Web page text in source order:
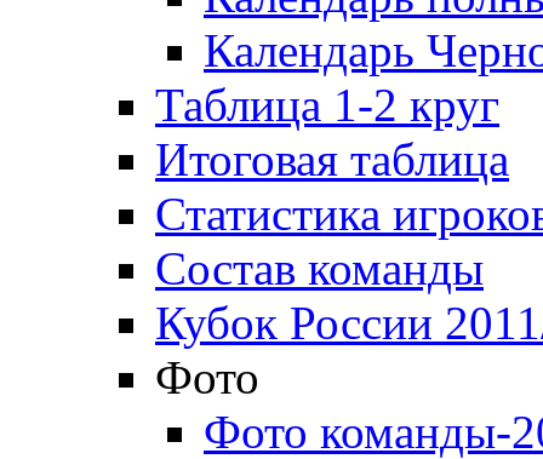
Календарь
Таблица 1-2 круг
Итоговая таблица
Статистика
Состав команды
Кубок России
Фото
Фото команды-